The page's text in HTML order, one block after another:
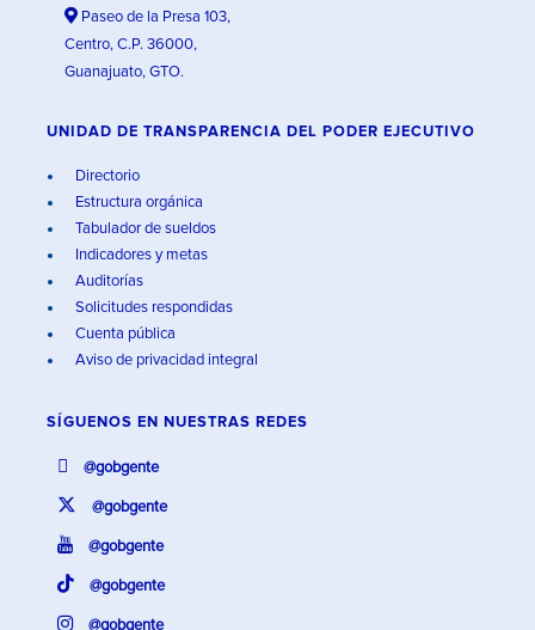
Paseo de la Presa 103,
Centro, C.P. 36000,
Guanajuato, GTO.
UNIDAD DE TRANSPARENCIA DEL PODER EJECUTIVO
Directorio
Estructura orgánica
Tabulador de sueldos
Indicadores y metas
Auditorías
Solicitudes respondidas
Cuenta pública
Aviso de privacidad integral
SÍGUENOS EN NUESTRAS REDES
@gobgente
@gobgente
@gobgente
@gobgente
@gobgente